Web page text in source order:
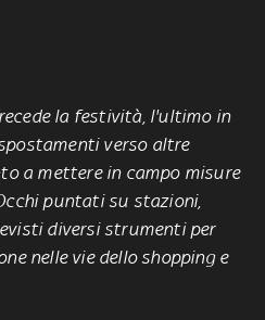
la festività, l'ultimo in
verso altre
a mettere in campo misure
puntati su stazioni,
diversi strumenti per
nelle vie dello shopping e